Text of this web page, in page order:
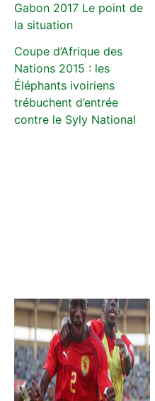
Gabon 2017 Le point de
la situation
Coupe d’Afrique des
Nations 2015 : les
Éléphants ivoiriens
trébuchent d’entrée
contre le Syly National